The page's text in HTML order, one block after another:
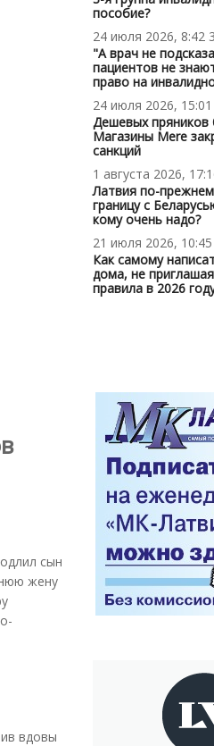
сын
жену
вдовы
пособие?
24 июля 2026, 8:42
"А врач не
пациентов не
право на
24 июля 2026, 15:01
Дешевых пряников
Магазины Mere
санкций
1 августа 2026,
Латвия по-
границу с
кому очень надо?
21 июля 2026, 10:45
Как самому
дома, не
правила в 2026